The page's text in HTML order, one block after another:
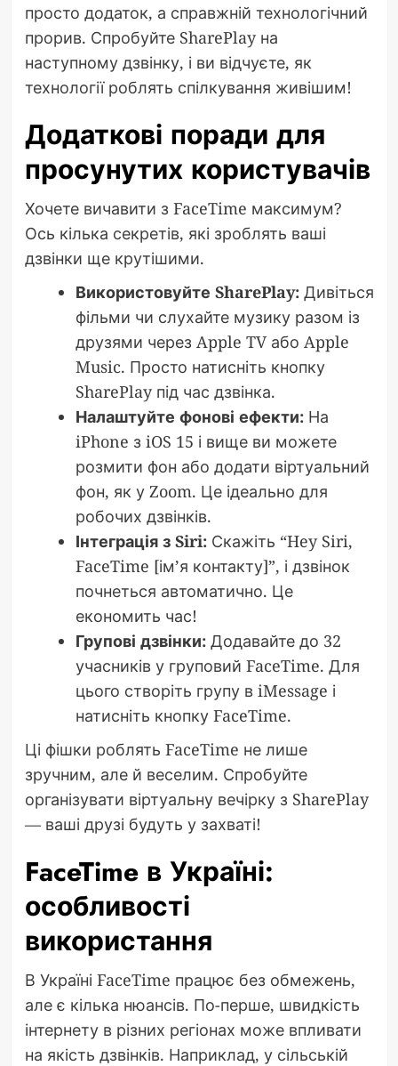
просто додаток, а справжній технологічний
прорив. Спробуйте SharePlay на
наступному дзвінку, і ви відчуєте, як
технології роблять спілкування живішим!
Додаткові поради для
просунутих користувачів
Хочете вичавити з FaceTime максимум?
Ось кілька секретів, які зроблять ваші
дзвінки ще крутішими.
Використовуйте SharePlay:Дивіться
фільми чи слухайте музику разом із
друзями через Apple TV або Apple
Music. Просто натисніть кнопку
SharePlay під час дзвінка.
Налаштуйте фонові ефекти:На
iPhone з iOS 15 і вище ви можете
розмити фон або додати віртуальний
фон, як у Zoom. Це ідеально для
робочих дзвінків.
Інтеграція з Siri:Скажіть “Hey Siri,
FaceTime [ім’я контакту]”, і дзвінок
почнеться автоматично. Це
економить час!
Групові дзвінки:Додавайте до 32
учасників у груповий FaceTime. Для
цього створіть групу в iMessage і
натисніть кнопку FaceTime.
Ці фішки роблять FaceTime не лише
зручним, але й веселим. Спробуйте
організувати віртуальну вечірку з SharePlay
— ваші друзі будуть у захваті!
FaceTime в Україні:
особливості
використання
В Україні FaceTime працює без обмежень,
але є кілька нюансів. По-перше, швидкість
інтернету в різних регіонах може впливати
на якість дзвінків. Наприклад, у сільській